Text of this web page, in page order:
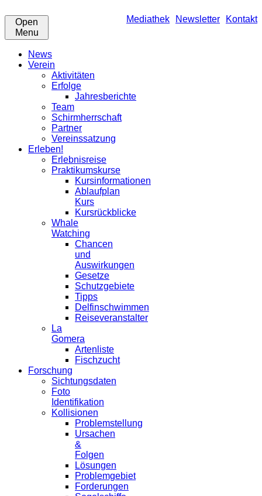
Mediathek Newsletter Kontakt
Open
Menu
News
Verein
Aktivitäten
Erfolge
Jahresberichte
Team
Schirmherrschaft
Partner
Vereinssatzung
Erleben!
Erlebnisreise
Praktikumskurse
Kursinformationen
Ablaufplan
Kurs
Kursrückblicke
Whale
Watching
Chancen
und
Auswirkungen
Gesetze
Schutzgebiete
Tipps
Delfinschwimmen
Reiseveranstalter
La
Gomera
Artenliste
Fischzucht
Forschung
Sichtungsdaten
Foto
Identifikation
Kollisionen
Problemstellung
Ursachen
&
Folgen
Lösungen
Problemgebiet
Forderungen